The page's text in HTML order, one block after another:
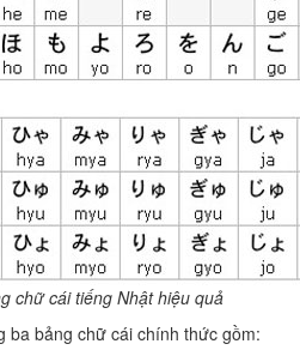
chữ cái tiếng Nhật hiệu quả
ba bảng chữ cái chính thức gồm: